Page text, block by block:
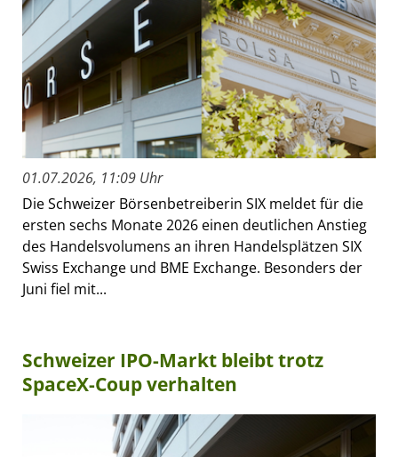
01.07.2026, 11:09 Uhr
Die Schweizer Börsenbetreiberin SIX meldet für die
ersten sechs Monate 2026 einen deutlichen Anstieg
des Handelsvolumens an ihren Handelsplätzen SIX
Swiss Exchange und BME Exchange. Besonders der
Juni fiel mit...
Schweizer IPO-Markt bleibt trotz
SpaceX-Coup verhalten